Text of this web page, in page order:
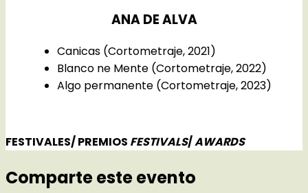
ANA DE ALVA
Canicas (Cortometraje, 2021)
Blanco ne Mente (Cortometraje, 2022)
Algo permanente (Cortometraje, 2023)
FESTIVALES/ PREMIOS FESTIVALS/AWARDS
Comparte este evento